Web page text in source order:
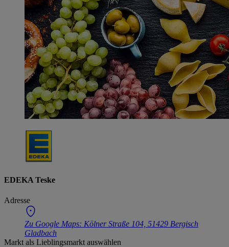
EDEKA Teske
Adresse
Zu Google Maps: Kölner Straße 104, 51429 Bergisch
Gladbach
Markt als Lieblingsmarkt auswählen